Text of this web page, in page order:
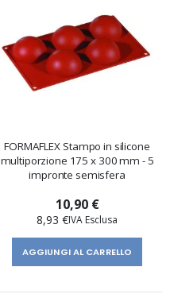
FORMAFLEX Stampo in silicone
multiporzione 175 x 300 mm - 5
impronte semisfera
10,90 €
8,93 €
AGGIUNGI AL CARRELLO